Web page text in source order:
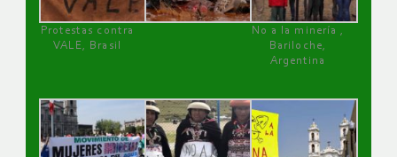
Protestas contra
VALE, Brasil
No a la minería ,
Bariloche,
Argentina